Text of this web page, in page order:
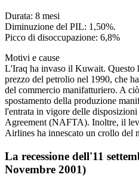
Durata: 8 mesi
Diminuzione del PIL: 1,50%.
Picco di disoccupazione: 6,8%
Motivi e cause
L'Iraq ha invaso il Kuwait. Questo
prezzo del petrolio nel 1990, che
del commercio manifatturiero. A
spostamento della produzione
l'entrata in vigore delle
Agreement (NAFTA). Inoltre, il
Airlines ha innescato un crollo del
La recessione dell'11
Novembre 2001)